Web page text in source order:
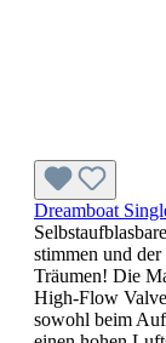
Dreamboat
stimmen und
Träumen! Die
High-Flow
sowohl beim